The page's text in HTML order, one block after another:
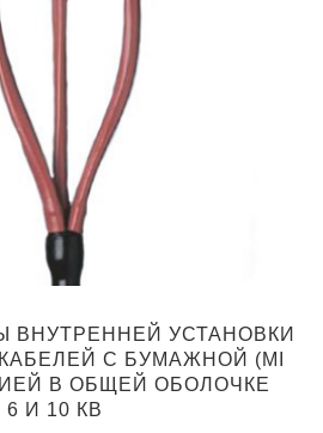
ВНУТРЕННЕЙ УСТАНОВКИ
С БУМАЖНОЙ (MI
В ОБЩЕЙ ОБОЛОЧКЕ
И 10 КВ